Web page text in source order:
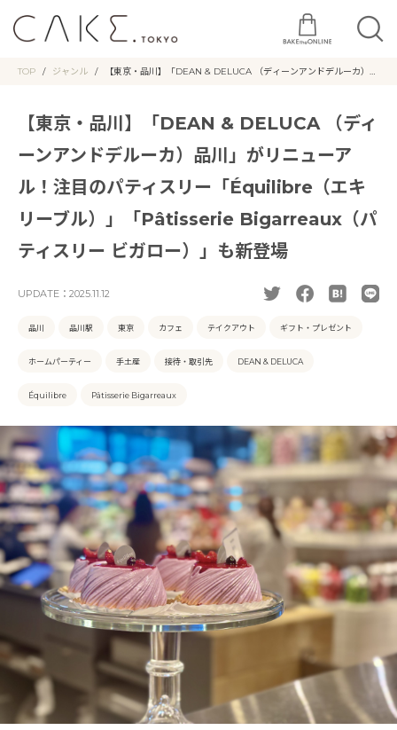
TOP ジャンル
【東京・品川】「DEAN & DELUCA （ディーンアンドデルーカ）品
【東京・品川】「DEAN & DELUCA （ディ
ーンアンドデルーカ）品川」がリニューア
ル！注目のパティスリー「Équilibre（エキ
リーブル）」「Pâtisserie Bigarreaux（パ
ティスリー ビガロー）」も新登場
UPDATE： 2025.11.12
品川 品川駅 東京 カフェ テイクアウト ギフト・プレゼント
ホームパーティー 手土産 接待・取引先 DEAN & DELUCA
Équilibre Pâtisserie Bigarreaux